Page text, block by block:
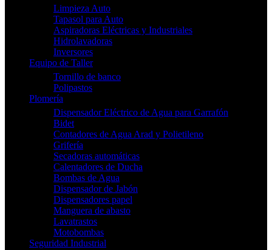
Limpieza Auto
Tapasol para Auto
Aspiradoras Eléctricas y Industriales
Hidrolavadoras
Inversores
Equipo de Taller
Tornillo de banco
Polipastos
Plomería
Dispensador Eléctrico de Agua para Garrafón
Bidet
Contadores de Agua Arad y Polietileno
Grifería
Secadoras automáticas
Calentadores de Ducha
Bombas de Agua
Dispensador de Jabón
Dispensadores papel
Manguera de abasto
Lavatrastos
Motobombas
Seguridad Industrial